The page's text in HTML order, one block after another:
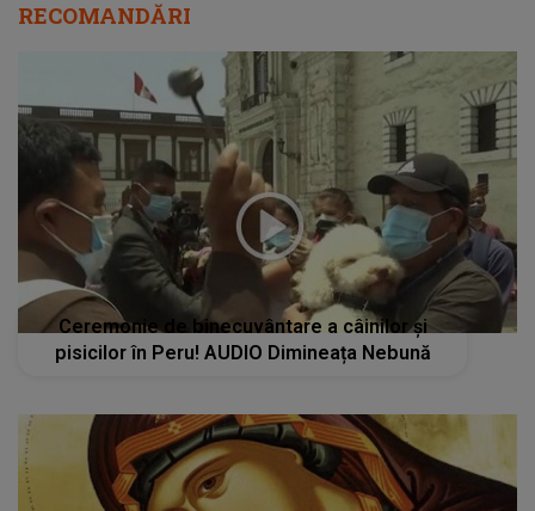
RECOMANDĂRI
Ceremonie de binecuvântare a câinilor și
pisicilor în Peru! AUDIO Dimineața Nebună